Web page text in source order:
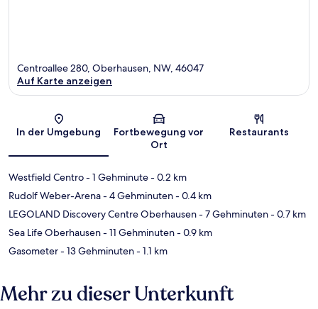
Karte
Centroallee 280, Oberhausen, NW, 46047
Auf Karte anzeigen
In der Umgebung
Fortbewegung vor
Ort
Restaurants
Westfield Centro- 1 Gehminute- 0.2 km
Rudolf Weber-Arena- 4 Gehminuten- 0.4 km
LEGOLAND Discovery Centre Oberhausen- 7 Gehminuten- 0.7 km
Sea Life Oberhausen- 11 Gehminuten- 0.9 km
Gasometer- 13 Gehminuten- 1.1 km
Mehr zu dieser Unterkunft